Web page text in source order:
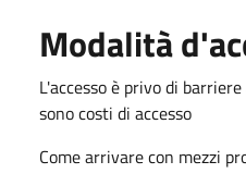
Modalità
L'accesso è privo di
sono costi di accesso
Come arrivare con mezzi